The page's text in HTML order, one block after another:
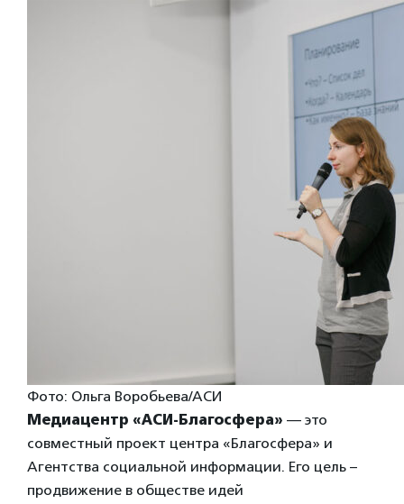
Фото: Ольга Воробьева/АСИ
Медиацентр «АСИ-Благосфера» — это
совместный проект центра «Благосфера» и
Агентства социальной информации. Его цель –
продвижение в обществе идей